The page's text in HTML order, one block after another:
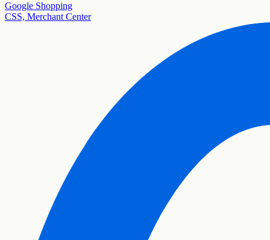
Google Shopping
CSS, Merchant Center